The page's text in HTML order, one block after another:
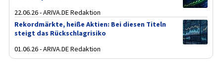
22.06.26 - ARIVA.DE Redaktion
Rekordmärkte, heiße Aktien: Bei diesen Titeln
steigt das Rückschlagrisiko
01.06.26 - ARIVA.DE Redaktion